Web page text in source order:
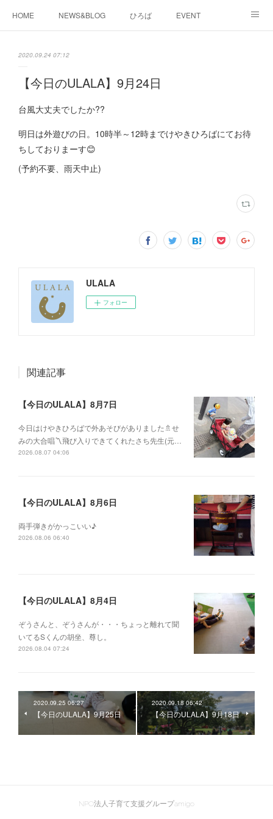
HOME NEWS&BLOG ひろば EVENT
2020.09.24 07:12
【今日のULALA】9月24日
台風大丈夫でしたか??
明日は外遊びの日。10時半～12時までけやきひろばにてお待
ちしておりまーす😊
(予約不要、雨天中止)
ULALA
フォロー
関連記事
【今日のULALA】8月7日
今日はけやきひろばで外あそびがありました🚿せ
みの大合唱〽飛び入りできてくれたさち先生(元…
2026.08.07 04:06
【今日のULALA】8月6日
両手弾きがかっこいい♪
2026.08.06 06:40
【今日のULALA】8月4日
ぞうさんと、ぞうさんが・・・ちょっと離れて聞
いてるSくんの胡坐、尊し。
2026.08.04 07:24
2020.09.25 06:27
【今日のULALA】9月25日
2020.09.18 06:42
【今日のULALA】9月18日
NPO法人子育て支援グループamigo